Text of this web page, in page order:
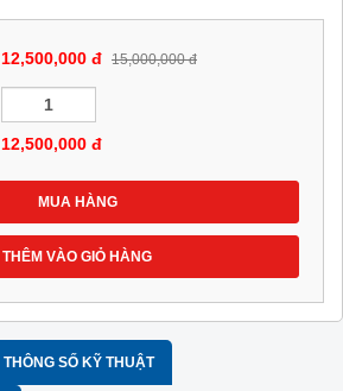
12,500,000 đ 15,000,000 đ
12,500,000 đ
MUA HÀNG
THÊM VÀO GIỎ HÀNG
THÔNG SỐ KỸ THUẬT